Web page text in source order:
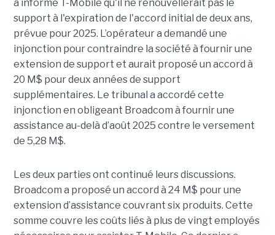
a informé T-Mobile qu'il ne renouvellerait pas le
support à l'expiration de l'accord initial de deux ans,
prévue pour 2025. L’opérateur a demandé une
injonction pour contraindre la société à fournir une
extension de support et aurait proposé un accord à
20 M$ pour deux années de support
supplémentaires. Le tribunal a accordé cette
injonction en obligeant Broadcom à fournir une
assistance au-delà d’août 2025 contre le versement
de 5,28 M$.
Les deux parties ont continué leurs discussions.
Broadcom a proposé un accord à 24 M$ pour une
extension d’assistance couvrant six produits. Cette
somme couvre les coûts liés à plus de vingt employés